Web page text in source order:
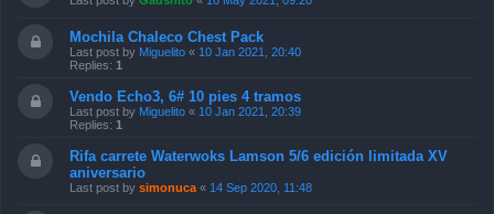
Mochila Chaleco Chest Pack
Last post by Miguelito « 10 Jan 2021, 20:40
Replies: 1
Vendo Echo3, 6# 10 pies 4 tramos
Last post by Miguelito « 10 Jan 2021, 20:39
Replies: 1
Rifa carrete Waterwoks Lamson 5/6 edición limitada XV
aniversario
Last post by simonuca « 14 Sep 2020, 11:48